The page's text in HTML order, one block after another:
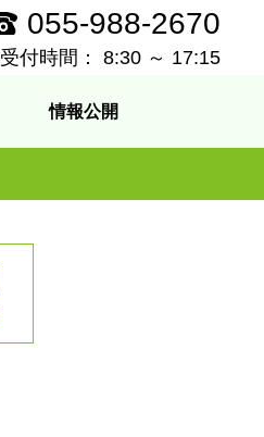
055-988-2670
受付時間： 8:30 ～ 17:15
情報公開